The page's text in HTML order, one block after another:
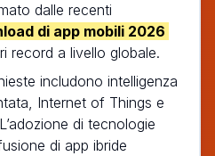
dalle recenti
di app mobili 2026
record a livello globale.
includono intelligenza
Internet of Things e
di tecnologie
di app ibride